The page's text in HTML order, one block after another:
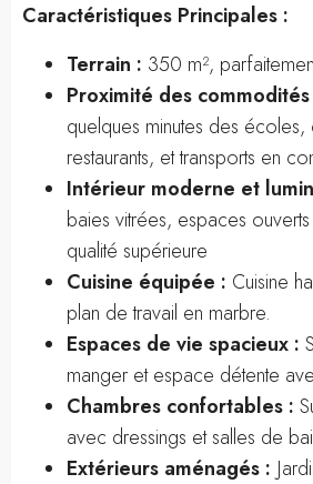
Caractéristiques Principales :
Terrain : 350 m²,
Proximité des
quelques minutes des
restaurants, et transports en
Intérieur moderne et
baies vitrées, espaces
qualité supérieure
Cuisine équipée : Cuisine
plan de travail en marbre.
Espaces de vie spacieux :
manger et espace détente
Chambres confortables :
avec dressings et salles de
Extérieurs aménagés :